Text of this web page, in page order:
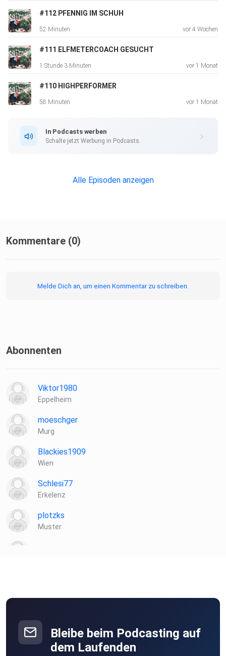
information.#112 PFENNIG IM SCHUH
52 Minuten vor 4 Wochen
#111 ELFMETERCOACH GESUCHT
1 Stunde 3 Minuten vor 1 Monat
#110 HIGHPERFORMER
58 Minuten vor 1 Monat
In Podcasts werben
Schalte jetzt Werbung in Podcasts.
Alle Episoden anzeigen
Kommentare (0)
Melde Dich an, um einen Kommentar zu schreiben.
Abonnenten
Viktor1980
Eppelheim
moeschger
Murg
Blackies1909
Wien
Schlesi77
Erkelenz
plotzks
Muster
Bleibe beim Podcasting auf
dem Laufenden